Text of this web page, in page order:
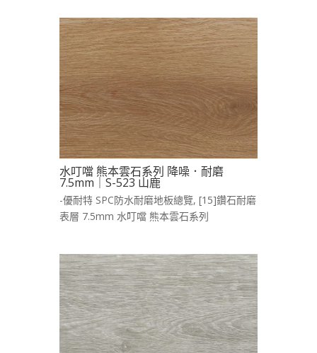
水叮噹 熊本雲石系列 降噪．耐磨
7.5mm｜S-523 山鹿
-優耐特 SPC防水耐磨地板總覽, [15]鑽石耐磨
表層 7.5mm 水叮噹 熊本雲石系列